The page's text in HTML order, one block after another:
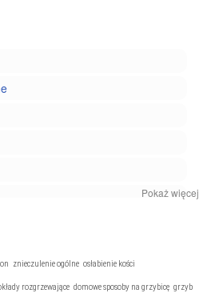
Pokaż więcej
znieczulenie ogólne osłabienie kości
rozgrzewające domowe sposoby na grzybicę grzyb